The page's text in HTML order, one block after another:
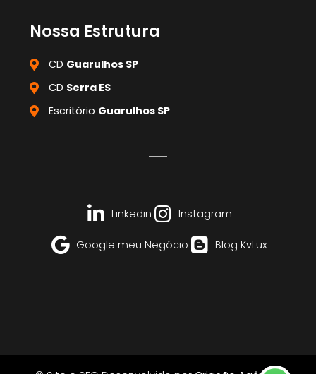
Nossa Estrutura
CD Guarulhos SP
CD Serra ES
Escritório Guarulhos SP
Linkedin Instagram
Google meu Negócio Blog KvLux